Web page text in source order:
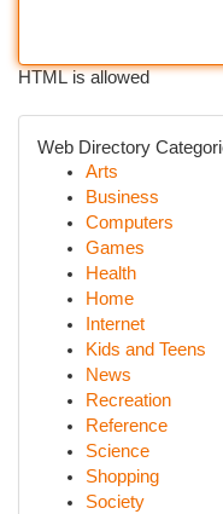
HTML is allowed
Web Directory
Arts
Business
Computers
Games
Health
Home
Internet
Kids and Teens
News
Recreation
Reference
Science
Shopping
Society